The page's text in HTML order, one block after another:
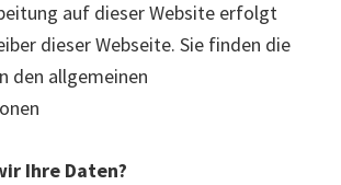
auf dieser Website erfolgt
dieser Webseite. Sie finden die
den allgemeinen
Ihre Daten?